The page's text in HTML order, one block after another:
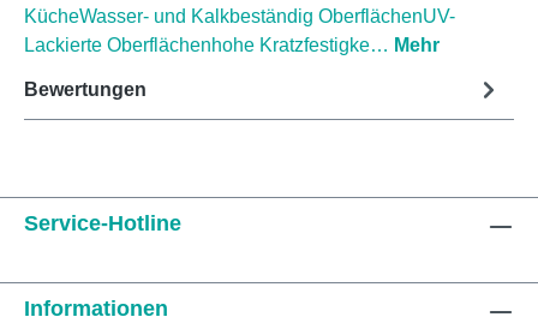
KücheWasser- und Kalkbeständig OberflächenUV-
Lackierte Oberflächenhohe Kratzfestigke… Mehr
Bewertungen
Service-Hotline
Informationen